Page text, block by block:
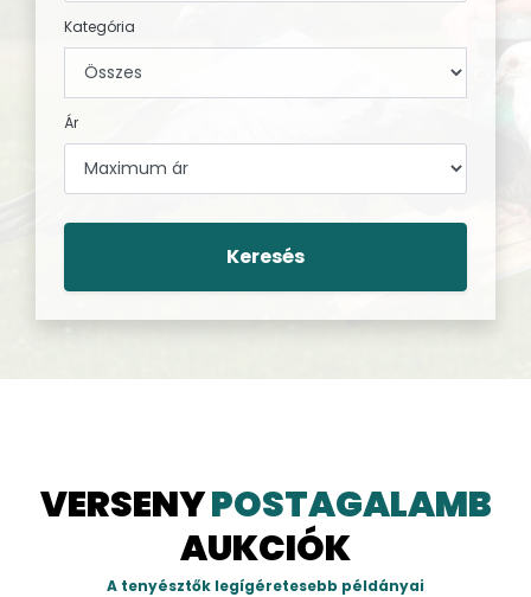
Kategória
Ár
Keresés
VERSENYPOSTAGALAMB
AUKCIÓK
A tenyésztők legígéretesebb példányai